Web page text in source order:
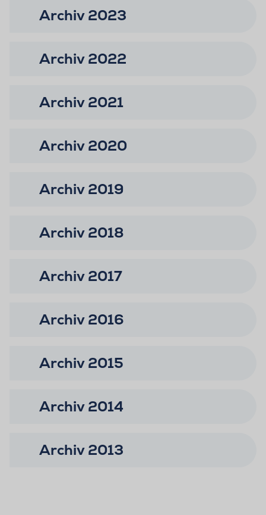
Archiv 2023
Archiv 2022
Archiv 2021
Archiv 2020
Archiv 2019
Archiv 2018
Archiv 2017
Archiv 2016
Archiv 2015
Archiv 2014
Archiv 2013